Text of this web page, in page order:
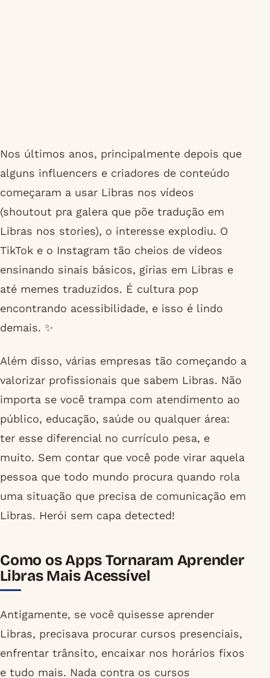
Nos últimos anos, principalmente depois que
alguns influencers e criadores de conteúdo
começaram a usar Libras nos vídeos
(shoutout pra galera que põe tradução em
Libras nos stories), o interesse explodiu. O
TikTok e o Instagram tão cheios de vídeos
ensinando sinais básicos, gírias em Libras e
até memes traduzidos. É cultura pop
encontrando acessibilidade, e isso é lindo
demais. ✨
Além disso, várias empresas tão começando a
valorizar profissionais que sabem Libras. Não
importa se você trampa com atendimento ao
público, educação, saúde ou qualquer área:
ter esse diferencial no currículo pesa, e
muito. Sem contar que você pode virar aquela
pessoa que todo mundo procura quando rola
uma situação que precisa de comunicação em
Libras. Herói sem capa detected!
Como os Apps Tornaram Aprender
Libras Mais Acessível
Antigamente, se você quisesse aprender
Libras, precisava procurar cursos presenciais,
enfrentar trânsito, encaixar nos horários fixos
e tudo mais. Nada contra os cursos